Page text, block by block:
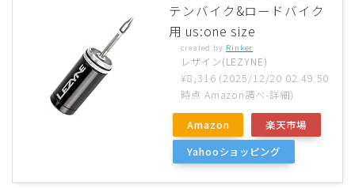
テンバイク&ロードバイク
用 us:one size
created by Rinker
レザイン(LEZYNE)
¥8,316 (2025/12/20 02:49:50
時点 Amazon調べ-詳細)
Amazon
楽天市場
Yahooショッピング